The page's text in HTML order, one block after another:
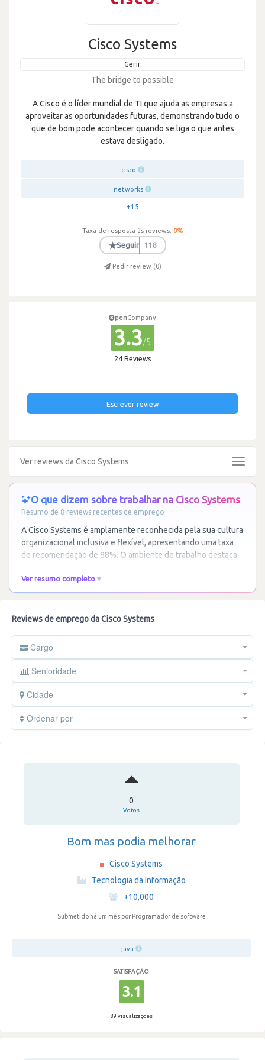
Cisco Systems
Gerir
The bridge to possible
A Cisco é o líder mundial de TI que ajuda as empresas a
aproveitar as oportunidades futuras, demonstrando tudo o
que de bom pode acontecer quando se liga o que antes
estava desligado.
cisco
networks
+15
Taxa de resposta às reviews: 0%
★Seguir 118
Pedir review (0)
penCompany
3.3/5
24 Reviews
Escrever review
Ver reviews da Cisco Systems
Toggle
O que dizem sobre trabalhar na Cisco Systems
Resumo de 8 reviews recentes de emprego
A Cisco Systems é amplamente reconhecida pela sua cultura
organizacional inclusiva e flexível, apresentando uma taxa
de recomendação de 88%. O ambiente de trabalho destaca-
Ver resumo completo
Reviews de emprego da Cisco Systems
Cargo
Senioridade
Cidade
Ordenar por
0
Votos
Bom mas podia melhorar
Cisco Systems
Tecnologia da Informação
·
+10,000
Submetido há um mês por Programador de software
java
SATISFAÇÃO
3.1
89 visualizações